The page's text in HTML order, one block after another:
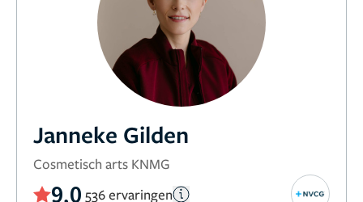
Janneke Gilden
Cosmetisch arts KNMG
9,0 536 ervaringen